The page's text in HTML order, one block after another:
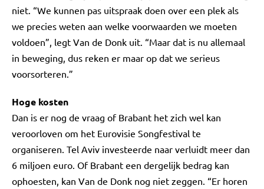
niet. “We kunnen pas uitspraak doen over een plek als
we precies weten aan welke voorwaarden we moeten
voldoen”, legt Van de Donk uit. “Maar dat is nu allemaal
in beweging, dus reken er maar op dat we serieus
voorsorteren.”
Hoge kosten
Dan is er nog de vraag of Brabant het zich wel kan
veroorloven om het Eurovisie Songfestival te
organiseren. Tel Aviv investeerde naar verluidt meer dan
6 miljoen euro. Of Brabant een dergelijk bedrag kan
ophoesten, kan Van de Donk nog niet zeggen. “Er horen